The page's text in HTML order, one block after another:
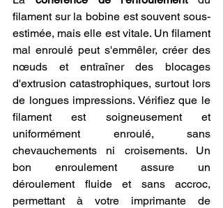
filament sur la bobine est souvent sous-
estimée, mais elle est vitale. Un filament
mal enroulé peut s'emmêler, créer des
nœuds et entraîner des blocages
d'extrusion catastrophiques, surtout lors
de longues impressions. Vérifiez que le
filament est soigneusement et
uniformément enroulé, sans
chevauchements ni croisements. Un
bon enroulement assure un
déroulement fluide et sans accroc,
permettant à votre imprimante de